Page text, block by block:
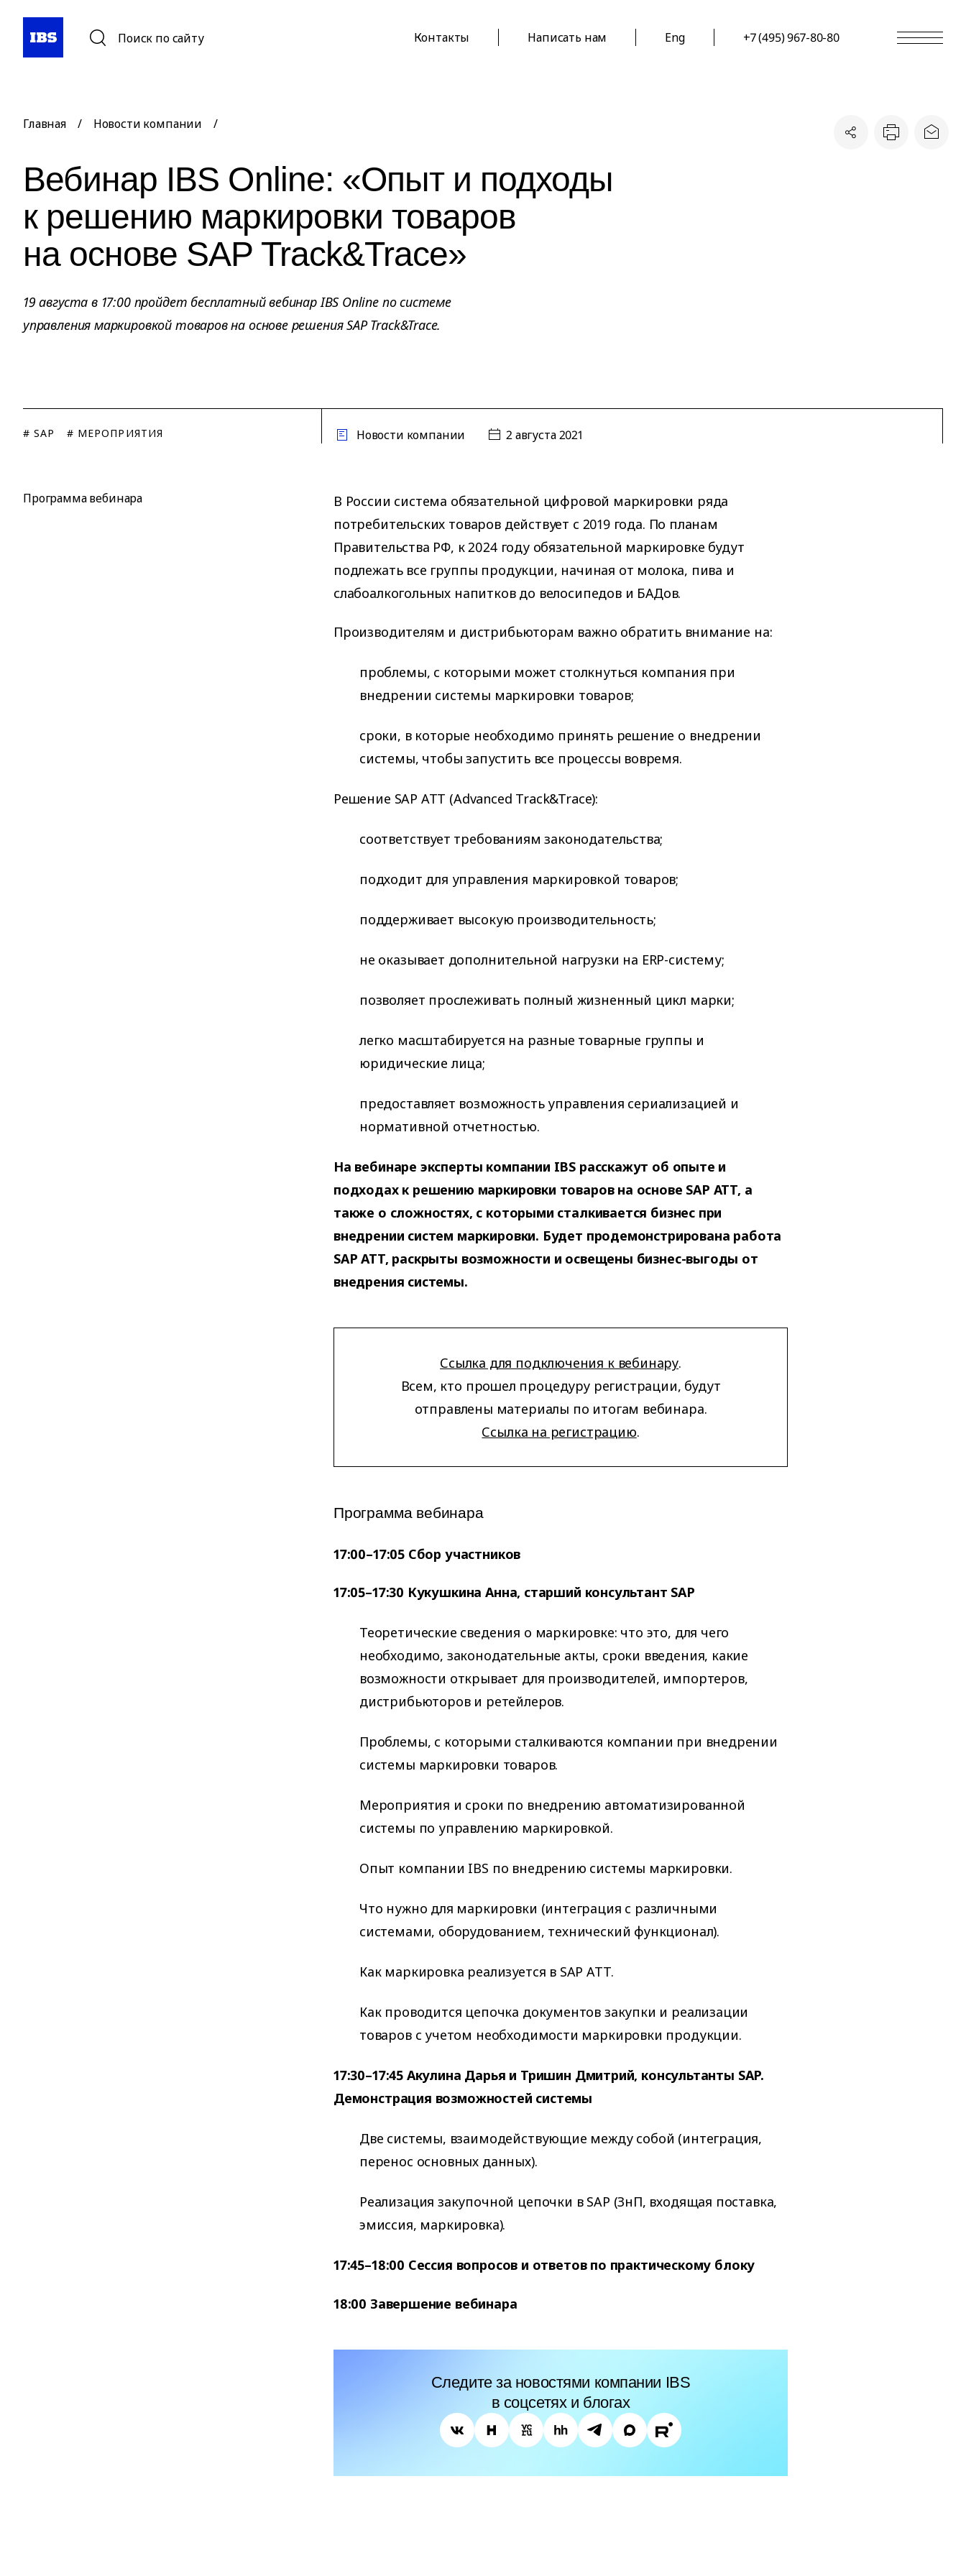
Поиск по сайту Контакты Написать нам Eng +7 (495) 967-80-80
Главная / Новости компании /
Вебинар IBS Online: «Опыт и подходы
к решению маркировки товаров
на основе SAP Track&Trace»
19 августа в 17:00 пройдет бесплатный вебинар IBS Online по системе
управления маркировкой товаров на основе решения SAP Track&Trace.
# SAP # МЕРОПРИЯТИЯ Новости компании 2 августа 2021
Программа вебинара
В России система обязательной цифровой маркировки ряда
потребительских товаров действует с 2019 года. По планам
Правительства РФ, к 2024 году обязательной маркировке будут
подлежать все группы продукции, начиная от молока, пива и
слабоалкогольных напитков до велосипедов и БАДов.
Производителям и дистрибьюторам важно обратить внимание на:
проблемы, с которыми может столкнуться компания при
внедрении системы маркировки товаров;
сроки, в которые необходимо принять решение о внедрении
системы, чтобы запустить все процессы вовремя.
Решение SAP ATT (Advanced Track&Trace):
соответствует требованиям законодательства;
подходит для управления маркировкой товаров;
поддерживает высокую производительность;
не оказывает дополнительной нагрузки на ERP-систему;
позволяет прослеживать полный жизненный цикл марки;
легко масштабируется на разные товарные группы и
юридические лица;
предоставляет возможность управления сериализацией и
нормативной отчетностью.
На вебинаре эксперты компании IBS расскажут об опыте и
подходах к решению маркировки товаров на основе SAP ATT, а
также о сложностях, с которыми сталкивается бизнес при
внедрении систем маркировки. Будет продемонстрирована работа
SAP ATT, раскрыты возможности и освещены бизнес-выгоды от
внедрения системы.
Ссылка для подключения к вебинару.
Всем, кто прошел процедуру регистрации, будут
отправлены материалы по итогам вебинара.
Ссылка на регистрацию.
Программа вебинара
17:00–17:05 Сбор участников
17:05–17:30 Кукушкина Анна, старший консультант SAP
Теоретические сведения о маркировке: что это, для чего
необходимо, законодательные акты, сроки введения, какие
возможности открывает для производителей, импортеров,
дистрибьюторов и ретейлеров.
Проблемы, с которыми сталкиваются компании при внедрении
системы маркировки товаров.
Мероприятия и сроки по внедрению автоматизированной
системы по управлению маркировкой.
Опыт компании IBS по внедрению системы маркировки.
Что нужно для маркировки (интеграция с различными
системами, оборудованием, технический функционал).
Как маркировка реализуется в SAP ATT.
Как проводится цепочка документов закупки и реализации
товаров с учетом необходимости маркировки продукции.
17:30–17:45 Акулина Дарья и Тришин Дмитрий, консультанты SAP.
Демонстрация возможностей системы
Две системы, взаимодействующие между собой (интеграция,
перенос основных данных).
Реализация закупочной цепочки в SAP (ЗнП, входящая поставка,
эмиссия, маркировка).
17:45–18:00 Сессия вопросов и ответов по практическому блоку
18:00 Завершение вебинара
Следите за новостями компании IBS
в соцсетях и блогах